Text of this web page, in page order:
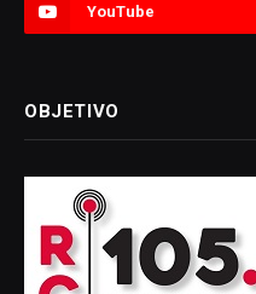
YouTube
OBJETIVO